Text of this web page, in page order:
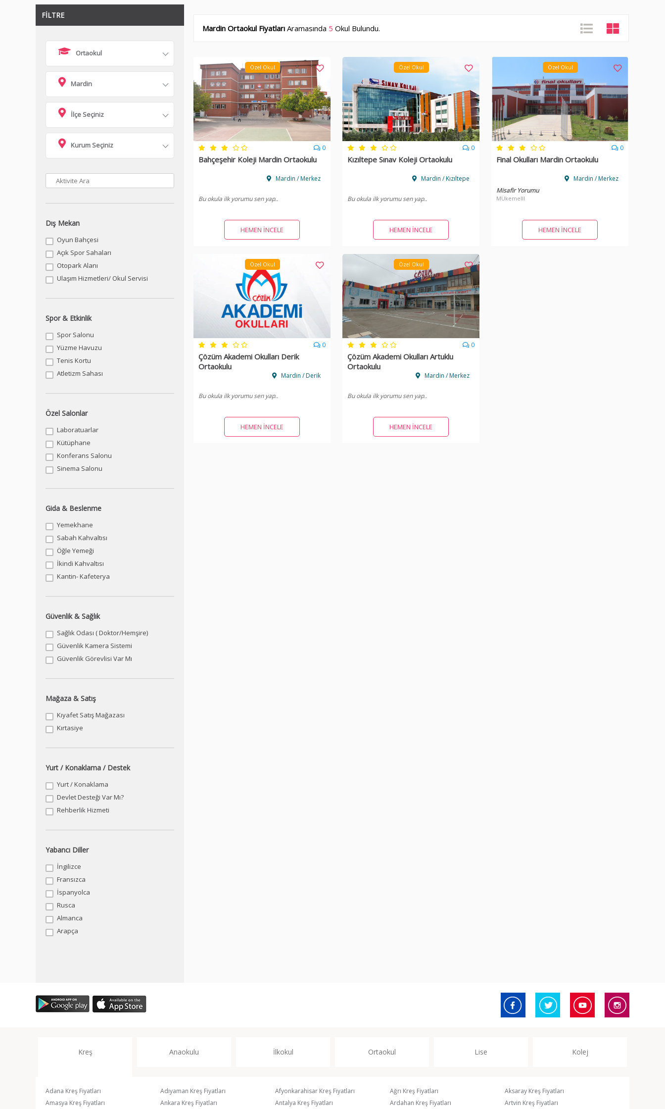
FİLTRE
Ortaokul
Mardin
İlçe Seçiniz
Kurum Seçiniz
Dış Mekan
Oyun Bahçesi
Açık Spor Sahaları
Otopark Alanı
Ulaşım Hizmetleri/ Okul Servisi
Spor & Etkinlik
Spor Salonu
Yüzme Havuzu
Tenis Kortu
Atletizm Sahası
Özel Salonlar
Laboratuarlar
Kütüphane
Konferans Salonu
Sinema Salonu
Gida & Beslenme
Yemekhane
Sabah Kahvaltısı
Öğle Yemeği
İkindi Kahvaltısı
Kantin- Kafeterya
Güvenlik & Sağlık
Sağlık Odası ( Doktor/Hemşire)
Güvenlik Kamera Sistemi
Güvenlik Görevlisi Var Mı
Mağaza & Satış
Kıyafet Satış Mağazası
Kırtasiye
Yurt / Konaklama / Destek
Yurt / Konaklama
Devlet Desteği Var Mı?
Rehberlik Hizmeti
Yabancı Diller
İngilizce
Fransızca
İspanyolca
Rusca
Almanca
Arapça
Mardin Ortaokul Fiyatları Aramasında 5 Okul Bulundu.
Özel Okul
0
Bahçeşehir Koleji Mardin Ortaokulu
Mardin / Merkez
Bu okula ilk yorumu sen yap..
HEMEN İNCELE
Özel Okul
0
Kızıltepe Sınav Koleji Ortaokulu
Mardin / Kızıltepe
Bu okula ilk yorumu sen yap..
HEMEN İNCELE
Özel Okul
0
Final Okulları Mardin Ortaokulu
Mardin / Merkez
Misafir Yorumu
MÜkemelll
HEMEN İNCELE
Özel Okul
0
Çözüm Akademi Okulları Derik
Ortaokulu
Mardin / Derik
Bu okula ilk yorumu sen yap..
HEMEN İNCELE
Özel Okul
0
Çözüm Akademi Okulları Artuklu
Ortaokulu
Mardin / Merkez
Bu okula ilk yorumu sen yap..
HEMEN İNCELE
Kreş Anaokulu İlkokul Ortaokul Lise Kolej
Adana Kreş Fiyatları Adıyaman Kreş Fiyatları Afyonkarahisar Kreş Fiyatları Ağrı Kreş Fiyatları
Aksaray Kreş Fiyatları
Amasya Kreş Fiyatları
Ankara Kreş Fiyatları Antalya Kreş Fiyatları Ardahan Kreş Fiyatları Artvin Kreş Fiyatları